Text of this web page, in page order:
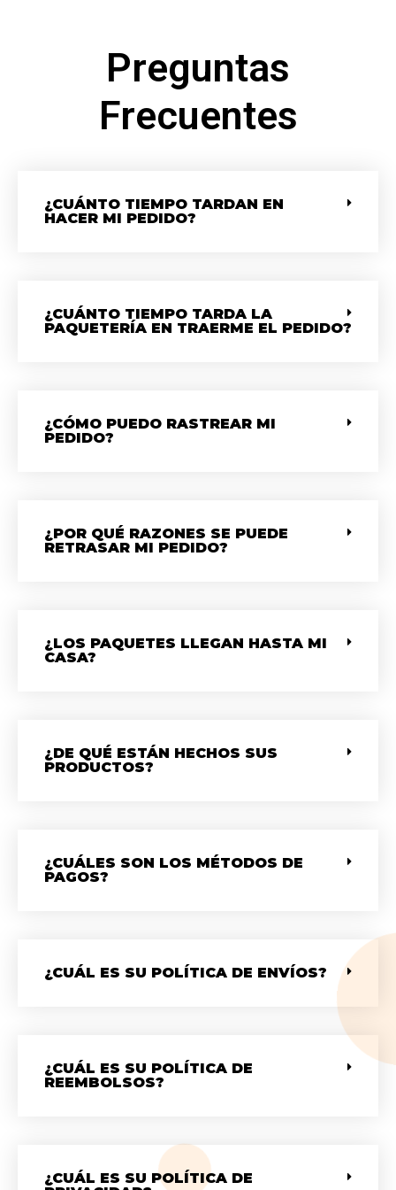
Preguntas
Frecuentes
¿CUÁNTO TIEMPO TARDAN EN
HACER MI PEDIDO?
¿CUÁNTO TIEMPO TARDA LA
PAQUETERÍA EN TRAERME EL PEDIDO?
¿CÓMO PUEDO RASTREAR MI
PEDIDO?
¿POR QUÉ RAZONES SE PUEDE
RETRASAR MI PEDIDO?
¿LOS PAQUETES LLEGAN HASTA MI
CASA?
¿DE QUÉ ESTÁN HECHOS SUS
PRODUCTOS?
¿CUÁLES SON LOS MÉTODOS DE
PAGOS?
¿CUÁL ES SU POLÍTICA DE ENVÍOS?
¿CUÁL ES SU POLÍTICA DE
REEMBOLSOS?
¿CUÁL ES SU POLÍTICA DE